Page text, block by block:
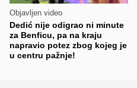
Objavljen video
Dedić nije odigrao ni minute
za Benficu, pa na kraju
napravio potez zbog kojeg je
u centru pažnje!